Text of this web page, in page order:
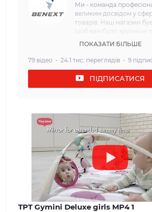
Ми - команда
великим досвідом у
товарів. Наш магазин
щоб вам було зручніше
забезпечити наших
дитячих товарів. Кожен
ми пропонуємо,
магазині ви знайдете
дитячих товарів, які
потреби дітей різного
комфортних та затишних
автокрісел до взуття та
дітей різного віку. Ми
забезпечити нашим
максимальний вибір і
знайти все, що
молодої сім'ї. Наші
вважаємо, що довіра і
ПОКАЗАТИ БІЛЬШЕ
79 відео 24.1 тис. переглядів 9
ПІДПИСАТИСЯ
TPT Gymini Deluxe girls MP4 1